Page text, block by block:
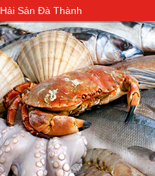
Hải Sản Đà Thành